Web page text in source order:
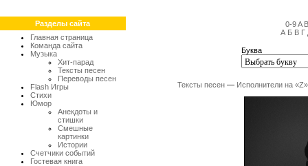
Разделы сайта
Главная страница
Команда сайта
Музыка
Хит-парад
Тексты песен
Переводы песен
Flash Игры
Стихи
Юмор
Анекдоты и
стишки
Смешные
картинки
Истории
Счетчики событий
Гостевая книга
0-9 A
А Б В Г
Буква
Тексты песен — Исполнители на «Z»